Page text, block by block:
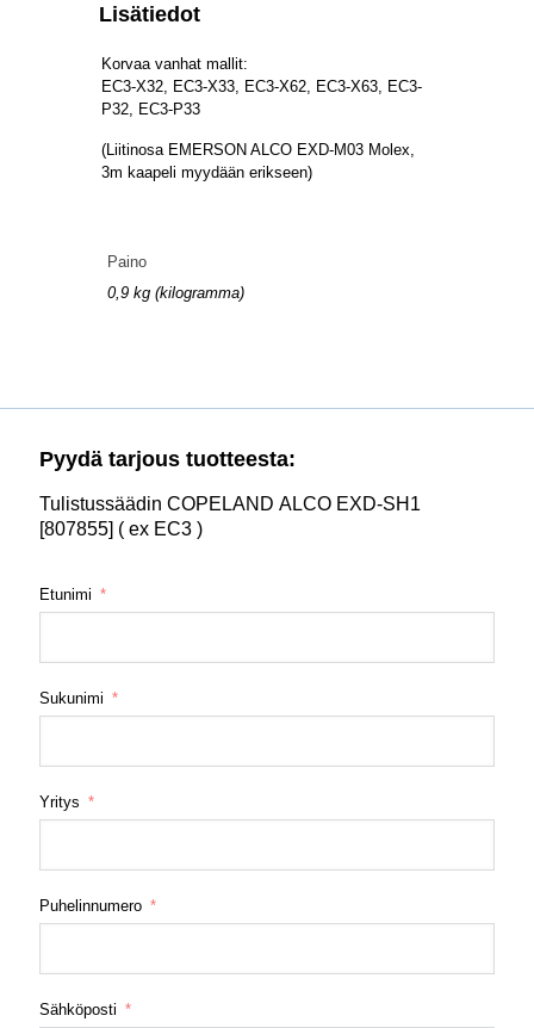
Lisätiedot
Korvaa vanhat mallit:
EC3-X32, EC3-X33, EC3-X62, EC3-X63, EC3-
P32, EC3-P33
(Liitinosa EMERSON ALCO EXD-M03 Molex,
3m kaapeli myydään erikseen)
Paino
0,9 kg (kilogramma)
Pyydä tarjous tuotteesta:
Tulistussäädin COPELAND ALCO EXD-SH1
[807855] ( ex EC3 )
Etunimi
Sukunimi
Yritys
Puhelinnumero
Sähköposti